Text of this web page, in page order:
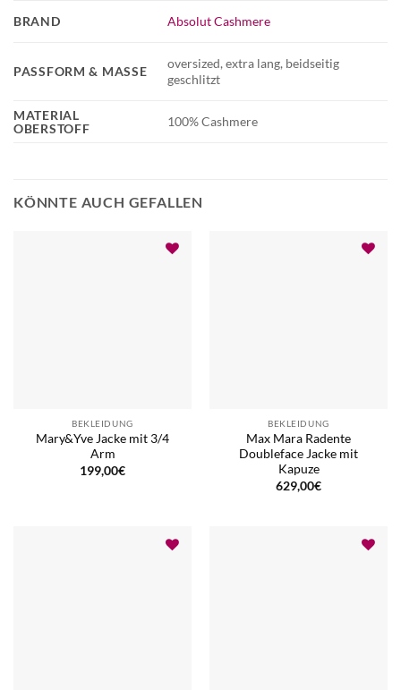
MATERIAL
OBERSTOFF
100% Cashmere
BRAND Absolut Cashmere
PASSFORM & MASSE
oversized, extra lang, beidseitig
geschlitzt
KÖNNTE AUCH GEFALLEN
BEKLEIDUNG
Mary&Yve Jacke mit 3/4
Arm
199,00€
BEKLEIDUNG
Max Mara Radente
Doubleface Jacke mit
Kapuze
629,00€